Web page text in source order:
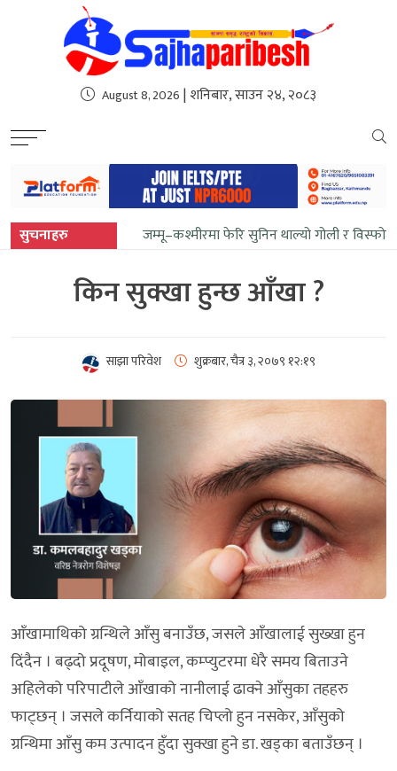
sweet bonanza
August 8, 2026 | शनिबार, साउन २४, २०८३
सुचनाहरु जम्मू–कश्मीरमा फेरि सुनिन थाल्यो गोली र
किन सुक्खा हुन्छ आँखा ?
साझा परिवेश शुक्रबार, चैत्र ३, २०७९ १२:१९
आँखामाथिको ग्रन्थिले आँसु बनाउँछ, जसले आँखालाई सुख्खा हुन
दिंदैन । बढ्दो प्रदूषण, मोबाइल, कम्प्युटरमा धेरै समय बिताउने
अहिलेको परिपाटीले आँखाको नानीलाई ढाक्ने आँसुका तहहरु
फाट्छन् । जसले कर्नियाको सतह चिप्लो हुन नसकेर, आँसुको
ग्रन्थिमा आँसु कम उत्पादन हुँदा सुक्खा हुने डा. खड्का बताउँछन् ।